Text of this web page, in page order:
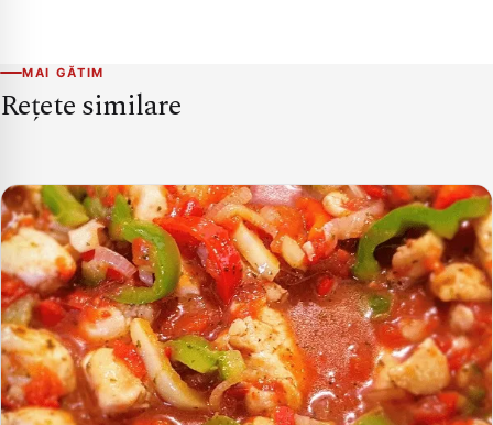
MAI GĂTIM
Rețete similare